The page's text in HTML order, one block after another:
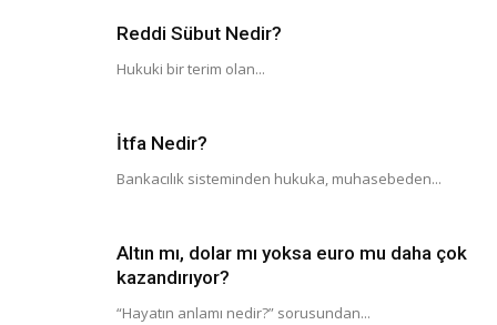
Reddi Sübut Nedir?
Hukuki bir terim olan...
İtfa Nedir?
Bankacılık sisteminden hukuka, muhasebeden...
Altın mı, dolar mı yoksa euro mu daha çok
kazandırıyor?
“Hayatın anlamı nedir?” sorusundan...